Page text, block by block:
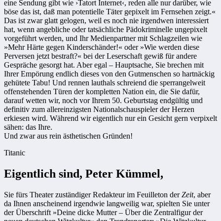
eine Sendung gibt wie ›Tatort Internet‹, reden alle nur darüber, wie
böse das ist, daß man potentielle Täter gepixelt im Fernsehen zeigt.«
Das ist zwar glatt gelogen, weil es noch nie irgendwen interessiert
hat, wenn angebliche oder tatsächliche Pädokriminelle ungepixelt
vorgeführt werden, und Ihr Medienpartner mit Schlagzeilen wie
»Mehr Härte gegen Kinderschänder!« oder »Wie werden diese
Perversen jetzt bestraft?« bei der Leserschaft gewiß für andere
Gespräche gesorgt hat. Aber egal – Hauptsache, Sie brechen mit
Ihrer Empörung endlich dieses von den Gutmenschen so hartnäckig
gehütete Tabu! Und rennen lauthals schreiend die sperrangelweit
offenstehenden Türen der kompletten Nation ein, die Sie dafür,
darauf wetten wir, noch vor Ihrem 50. Geburtstag endgültig und
definitiv zum allereinzigsten Nationalschauspieler der Herzen
erkiesen wird. Während wir eigentlich nur ein Gesicht gern verpixelt
sähen: das Ihre.
Und zwar aus rein ästhetischen Gründen!
Titanic
Eigentlich sind, Peter Kümmel,
Sie fürs Theater zuständiger Redakteur im Feuilleton derZeit, aber
da Ihnen anscheinend irgendwie langweilig war, spielten Sie unter
der Überschrift »Deine dicke Mutter – Über die Zentralfigur der